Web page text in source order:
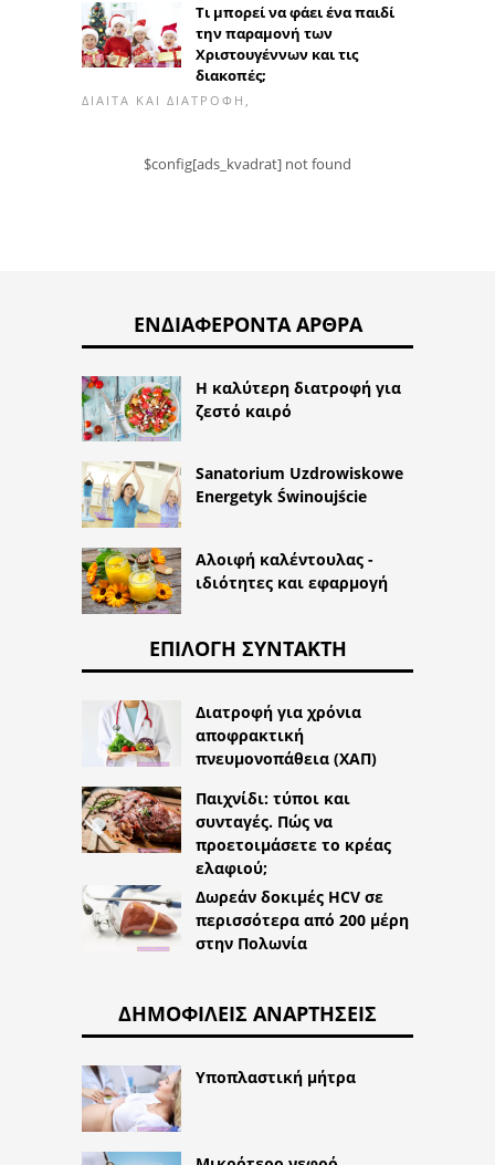
Τι μπορεί να φάει ένα παιδί
την παραμονή των
Χριστουγέννων και τις
διακοπές;
ΔΊΑΙΤΑ ΚΑΙ ΔΙΑΤΡΟΦΉ,
$config[ads_kvadrat] not found
ΕΝΔΙΑΦΈΡΟΝΤΑ ΆΡΘΡΑ
Η καλύτερη διατροφή για
ζεστό καιρό
Sanatorium Uzdrowiskowe
Energetyk Świnoujście
Αλοιφή καλέντουλας -
ιδιότητες και εφαρμογή
ΕΠΙΛΟΓΉ ΣΥΝΤΆΚΤΗ
Διατροφή για χρόνια
αποφρακτική
πνευμονοπάθεια (ΧΑΠ)
Παιχνίδι: τύποι και
συνταγές. Πώς να
προετοιμάσετε το κρέας
ελαφιού;
Δωρεάν δοκιμές HCV σε
περισσότερα από 200 μέρη
στην Πολωνία
ΔΗΜΟΦΙΛΕΊΣ ΑΝΑΡΤΉΣΕΙΣ
Υποπλαστική μήτρα